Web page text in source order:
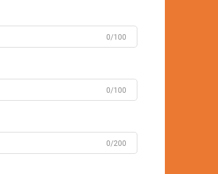
0/100
0/100
0/200